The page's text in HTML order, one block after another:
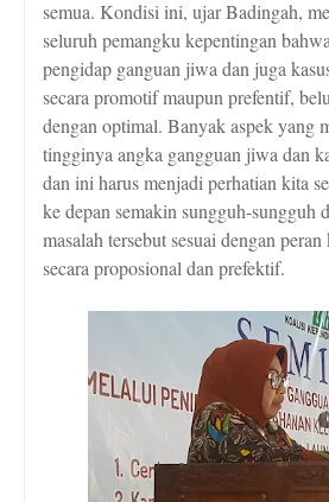
semua. Kondisi ini, ujar Badingah,
seluruh pemangku kepentingan
pengidap ganguan jiwa dan juga
secara promotif maupun prefentif,
dengan optimal. Banyak aspek yang
tingginya angka gangguan jiwa dan
dan ini harus menjadi perhatian kita
ke depan semakin sungguh-sungguh
masalah tersebut sesuai dengan
secara proposional dan prefektif.